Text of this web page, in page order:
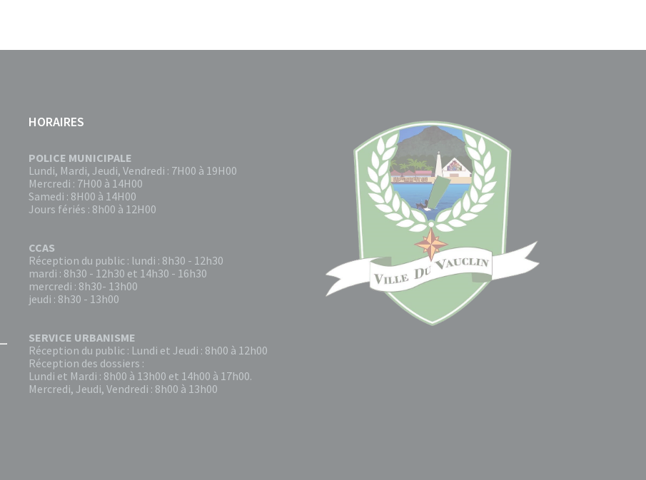
HORAIRES
POLICE MUNICIPALE
Lundi, Mardi, Jeudi, Vendredi : 7H00 à 19H00
Mercredi : 7H00 à 14H00
Samedi : 8H00 à 14H00
Jours fériés : 8h00 à 12H00
CCAS
Réception du public : lundi : 8h30 - 12h30
mardi : 8h30 - 12h30 et 14h30 - 16h30
mercredi : 8h30- 13h00
jeudi : 8h30 - 13h00
SERVICE URBANISME
Réception du public : Lundi et Jeudi : 8h00 à 12h00
Réception des dossiers :
Lundi et Mardi : 8h00 à 13h00 et 14h00 à 17h00.
Mercredi, Jeudi, Vendredi : 8h00 à 13h00